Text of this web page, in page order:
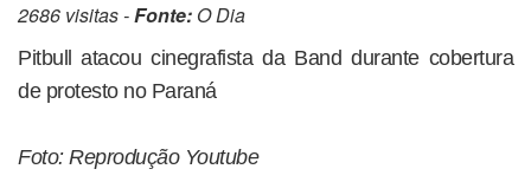
2686 visitas -Fonte: O Dia
Pitbull atacou cinegrafista da Band durante cobertura
de protesto no Paraná
Foto: Reprodução Youtube